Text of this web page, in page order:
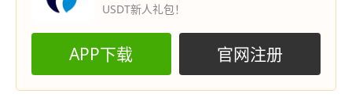
USDT新人礼包！
APP下载 官网注册